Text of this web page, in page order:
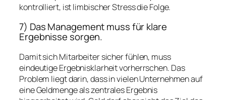
kontrolliert, ist limbischer Stress die Folge.
7) Das Management muss für klare
Ergebnisse sorgen.
Damit sich Mitarbeiter sicher fühlen, muss
eindeutige Ergebnisklarheit vorherrschen. Das
Problem liegt darin, dass in vielen Unternehmen auf
eine Geldmenge als zentrales Ergebnis